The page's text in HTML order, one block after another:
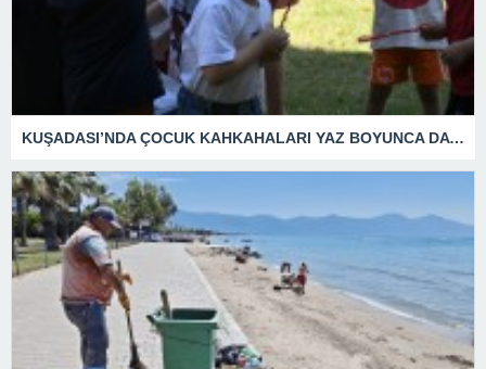
KUŞADASI’NDA ÇOCUK KAHKAHALARI YAZ BOYUNCA DA DEVAM EDECEK